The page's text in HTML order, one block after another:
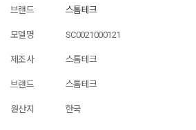
브랜드 스톰테크
모델명 SC0021000121
제조사 스톰테크
브랜드 스톰테크
원산지 한국